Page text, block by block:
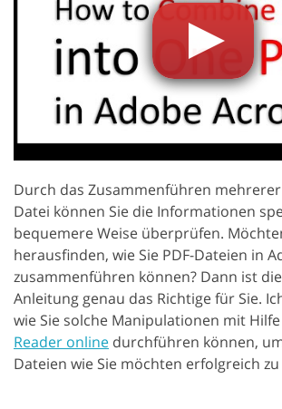
Durch das Zusammenführen mehrerer
Datei können Sie die Informationen
bequemere Weise überprüfen.
herausfinden, wie Sie PDF-Dateien in
zusammenführen können? Dann ist
Anleitung genau das Richtige für Sie.
wie Sie solche Manipulationen mit
Reader online durchführen können,
Dateien wie Sie möchten erfolgreich